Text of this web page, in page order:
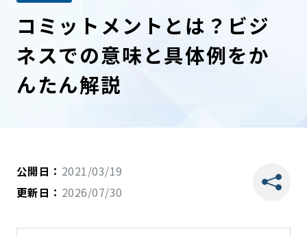
コミットメントとは？ビジ
ネスでの意味と具体例をか
んたん解説
公開日： 2021/03/19
更新日： 2026/07/30